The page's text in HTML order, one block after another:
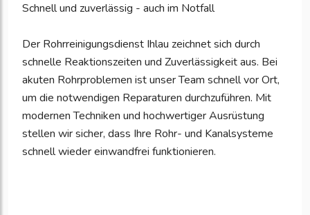
Schnell und zuverlässig - auch im Notfall
Der Rohrreinigungsdienst Ihlau zeichnet sich durch
schnelle Reaktionszeiten und Zuverlässigkeit aus. Bei
akuten Rohrproblemen ist unser Team schnell vor Ort,
um die notwendigen Reparaturen durchzuführen. Mit
modernen Techniken und hochwertiger Ausrüstung
stellen wir sicher, dass Ihre Rohr- und Kanalsysteme
schnell wieder einwandfrei funktionieren.